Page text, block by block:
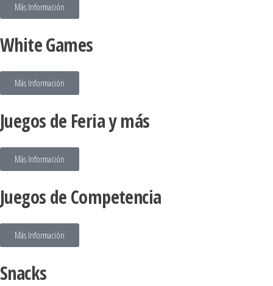
Más Información
White Games
Más Información
Juegos de Feria y más
Más Información
Juegos de Competencia
Más Información
Snacks